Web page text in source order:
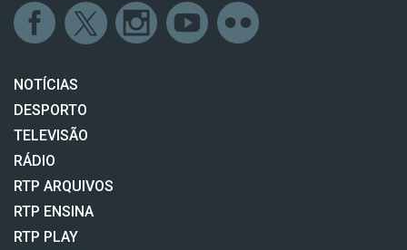
NOTÍCIAS
DESPORTO
TELEVISÃO
RÁDIO
RTP ARQUIVOS
RTP ENSINA
RTP PLAY